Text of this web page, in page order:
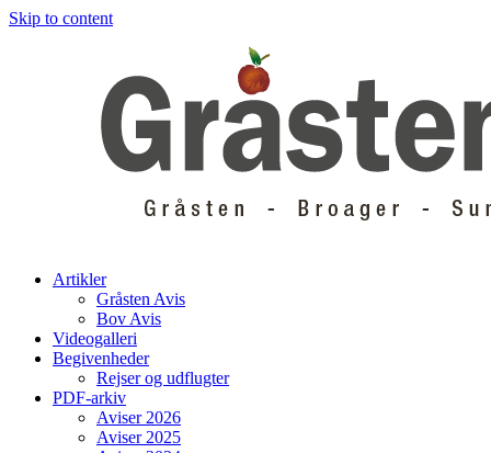
Skip to content
Artikler
Gråsten Avis
Bov Avis
Videogalleri
Begivenheder
Rejser og udflugter
PDF-arkiv
Aviser 2026
Aviser 2025